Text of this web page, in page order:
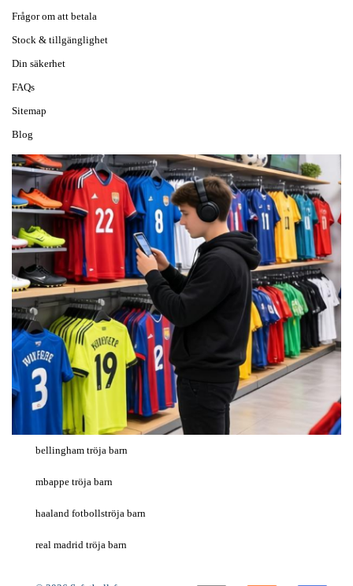
Frågor om att betala
Stock & tillgänglighet
Din säkerhet
FAQs
Sitemap
Blog
bellingham tröja barn
mbappe tröja barn
haaland fotbollströja barn
real madrid tröja barn